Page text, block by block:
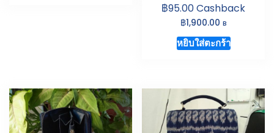
฿95.00Cashback
฿1,900.00 B
หยิบใส่ตะกร้า